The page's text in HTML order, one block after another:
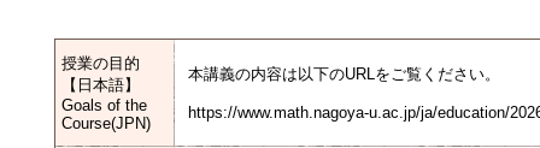
授業の目的
【日本語】
Goals of the
Course(JPN)
本講義の内容は以下のURLをご覧ください。
https://www.math.nagoya-u.ac.jp/ja/education/